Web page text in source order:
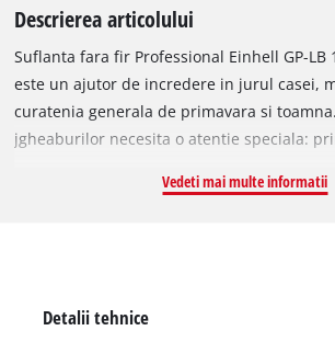
Descrierea articolului
Suflanta fara fir Professional Einhell GP-LB
este un ajutor de incredere in jurul casei,
curatenia generala de primavara si
jgheaburilor necesita o atentie speciala:
inainte de iarna si sa nu se infunde din
Fiind membru al familiei Power X-Change,
Vedeti mai multe informatii
Detalii tehnice